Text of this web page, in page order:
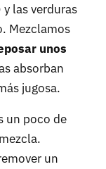
las verduras
Mezclamos
unos
absorban
jugosa.
un poco de
un